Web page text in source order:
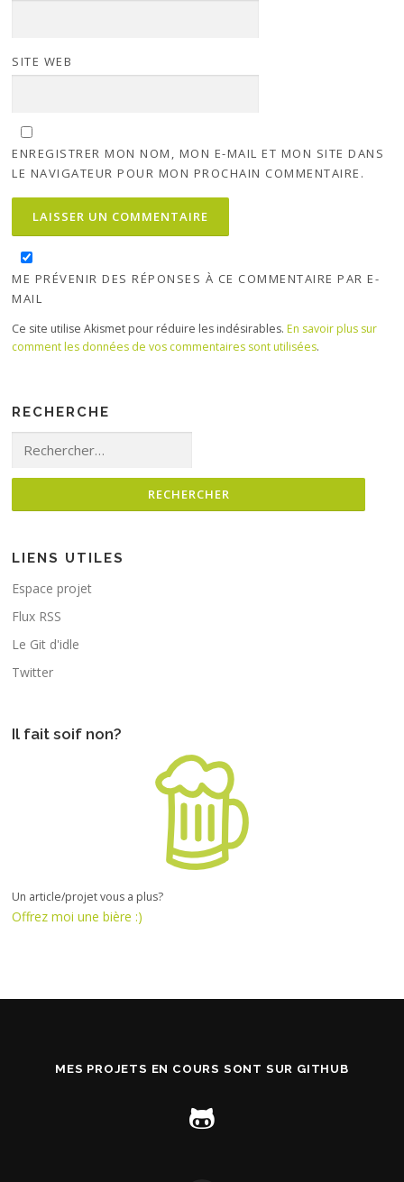
SITE WEB
ENREGISTRER MON NOM, MON E-MAIL ET MON SITE DANS
LE NAVIGATEUR POUR MON PROCHAIN COMMENTAIRE.
ME PRÉVENIR DES RÉPONSES À CE COMMENTAIRE PAR E-
MAIL
Ce site utilise Akismet pour réduire les indésirables.En savoir plus sur
comment les données de vos commentaires sont utilisées.
RECHERCHE
LIENS UTILES
Espace projet
Flux RSS
Le Git d'idle
Twitter
Il fait soif non?
Un article/projet vous a plus?
Offrez moi une bière :)
MES PROJETS EN COURS SONT SUR GITHUB